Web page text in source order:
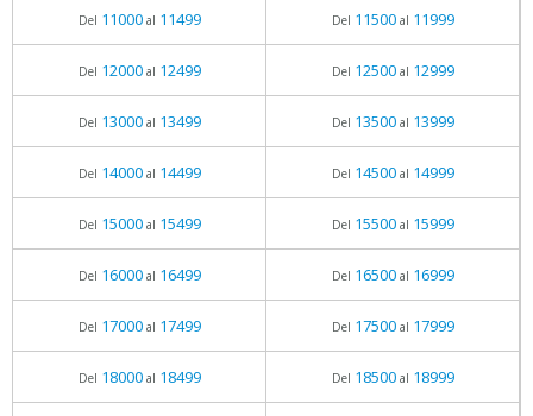
Del 11000al 11499 Del 11500al 11999
Del 12000al 12499 Del 12500al 12999
Del 13000al 13499 Del 13500al 13999
Del 14000al 14499 Del 14500al 14999
Del 15000al 15499 Del 15500al 15999
Del 16000al 16499 Del 16500al 16999
Del 17000al 17499 Del 17500al 17999
Del 18000al 18499 Del 18500al 18999